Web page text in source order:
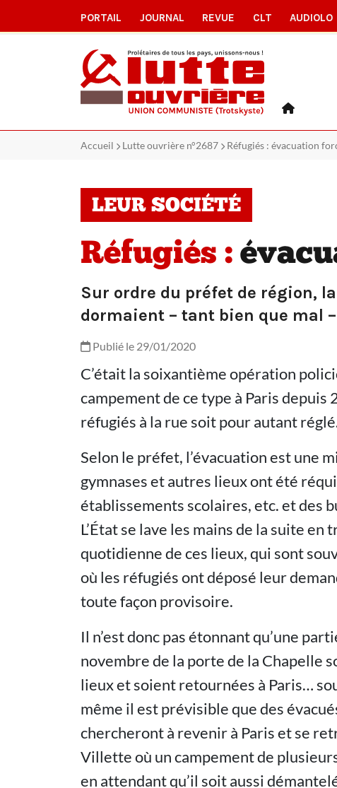
PORTAIL JOURNAL REVUE CLT AUDIOLO
Accueil Lutte ouvrière n°2687 Réfugiés : évacuation
LEUR SOCIÉTÉ
Réfugiés :
Sur ordre du préfet de région,
dormaient – tant bien que mal
Publié le 29/01/2020
C’était la soixantième opération
campement de ce type à Paris depuis
réfugiés à la rue soit pour autant
Selon le préfet, l’évacuation est une
gymnases et autres lieux ont été
établissements scolaires, etc. et des
L’État se lave les mains de la suite
quotidienne de ces lieux, qui sont
où les réfugiés ont déposé leur
toute façon provisoire.
Il n’est donc pas étonnant qu’une
novembre de la porte de la Chapelle
lieux et soient retournées à Paris…
même il est prévisible que des
chercheront à revenir à Paris et se
Villette où un campement de
en attendant qu’il soit aussi